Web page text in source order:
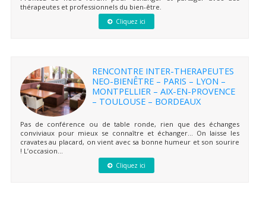
thérapeutes et professionnels du bien-être.
Cliquez ici
RENCONTRE INTER-THERAPEUTES
NEO-BIENÊTRE – PARIS – LYON –
MONTPELLIER – AIX-EN-PROVENCE
– TOULOUSE – BORDEAUX
Pas de conférence ou de table ronde, rien que des échanges
conviviaux pour mieux se connaître et échanger… On laisse les
cravates au placard, on vient avec sa bonne humeur et son sourire
! L’occasion...
Cliquez ici